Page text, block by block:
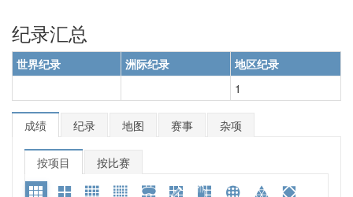
纪录汇总
世界纪录 洲际纪录
地区纪录
1
成绩 纪录 地图 赛事 杂项
按项目 按比赛